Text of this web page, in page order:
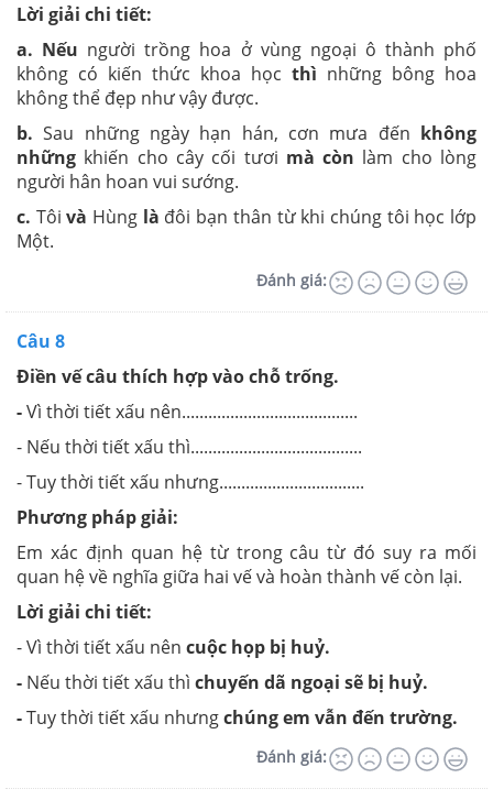
Lời giải chi tiết:
a. Nếu người trồng hoa ở vùng ngoại ô thành phố
không có kiến thức khoa học thì những bông hoa
không thể đẹp như vậy được.
b.Sau những ngày hạn hán, cơn mưa đến không
những khiến cho cây cối tươi mà còn làm cho lòng
người hân hoan vui sướng.
c. Tôivà Hùng là đôi bạn thân từ khi chúng tôi học lớp
Một.
Đánh giá:
Câu 8
Điền vế câu thích hợp vào chỗ trống.
-Vì thời tiết xấu nên........................................
- Nếu thời tiết xấu thì.......................................
- Tuy thời tiết xấu nhưng.................................
Phương pháp giải:
Em xác định quan hệ từ trong câu từ đó suy ra mối
quan hệ về nghĩa giữa hai vế và hoàn thành vế còn lại.
Lời giải chi tiết:
- Vì thời tiết xấu nên cuộc họp bị huỷ.
- Nếu thời tiết xấu thì chuyến dã ngoại sẽ bị huỷ.
-Tuy thời tiết xấu nhưngchúng em vẫn đến trường.
Đánh giá: